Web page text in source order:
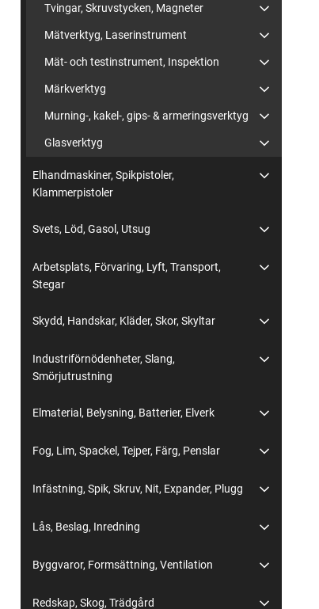
Tvingar, Skruvstycken, Magneter
Mätverktyg, Laserinstrument
Mät- och testinstrument, Inspektion
Märkverktyg
Murning-, kakel-, gips- & armeringsverktyg
Glasverktyg
Elhandmaskiner, Spikpistoler,
Klammerpistoler
Svets, Löd, Gasol, Utsug
Arbetsplats, Förvaring, Lyft, Transport,
Stegar
Skydd, Handskar, Kläder, Skor, Skyltar
Industriförnödenheter, Slang,
Smörjutrustning
Elmaterial, Belysning, Batterier, Elverk
Fog, Lim, Spackel, Tejper, Färg, Penslar
Infästning, Spik, Skruv, Nit, Expander, Plugg
Lås, Beslag, Inredning
Byggvaror, Formsättning, Ventilation
Redskap, Skog, Trädgård